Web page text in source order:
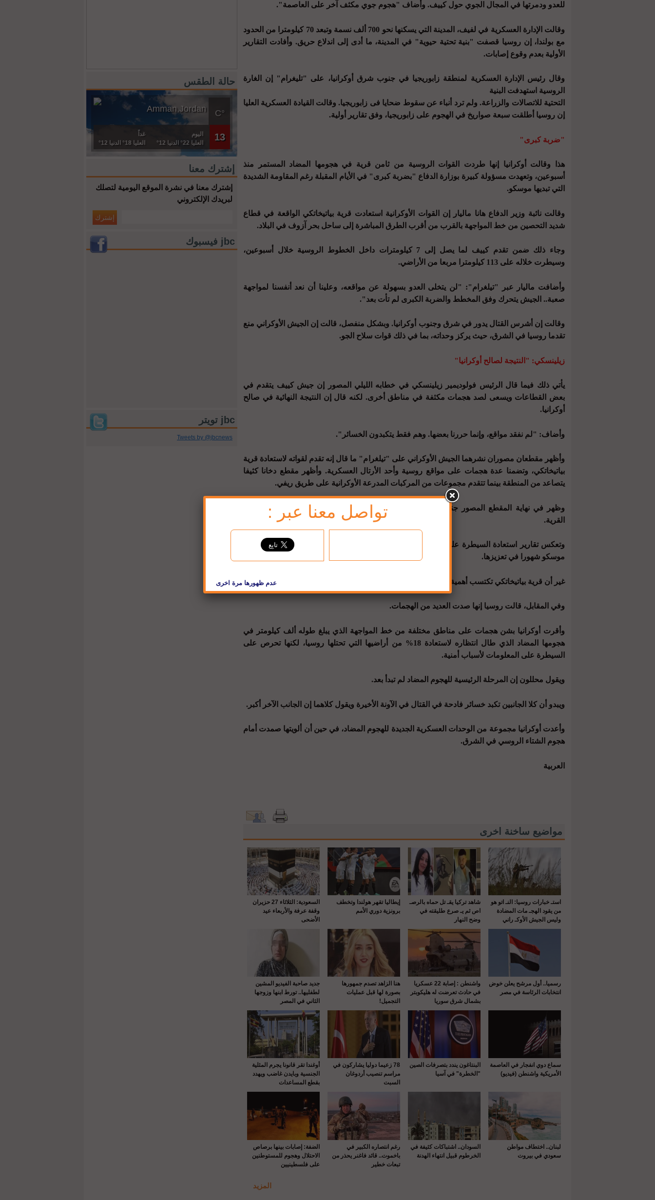
حالة الطقس
°C
Amman,Jordan
13
اليوم
العليا 22° الدنيا 12°
غداً
العليا 18° الدنيا 12°
إشترك معنا
إشترك معنا في نشرة الموقع اليومية لتصلك
لبريدك الإلكتروني
jbc فيسبوك
jbc تويتر
Tweets by @jbcnews
للعدو ودمرتها في المجال الجوي حول كييف. وأضاف "هجوم جوي مكثف آخر على العاصمة".
وقالت الإدارة العسكرية في لفيف، المدينة التي يسكنها نحو 700 ألف نسمة وتبعد 70 كيلومترا من الحدود
مع بولندا، إن روسيا قصفت "بنية تحتية حيوية" في المدينة، ما أدى إلى اندلاع حريق. وأفادت التقارير
الأولية بعدم وقوع إصابات.
وقال رئيس الإدارة العسكرية لمنطقة زابوريجيا في جنوب شرق أوكرانيا، على "تليغرام" إن الغارة
الروسية استهدفت البنية
التحتية للاتصالات والزراعة. ولم ترد أنباء عن سقوط ضحايا فى زابوريجيا. وقالت القيادة العسكرية العليا
إن روسيا أطلقت سبعة صواريخ في الهجوم على زابوريجيا، وفق تقارير أولية.
"ضربة كبرى"
هذا وقالت أوكرانيا إنها طردت القوات الروسية من ثامن قرية في هجومها المضاد المستمر منذ
أسبوعين، وتعهدت مسؤولة كبيرة بوزارة الدفاع "بضربة كبرى" في الأيام المقبلة رغم المقاومة الشديدة
التي تبديها موسكو.
وقالت نائبة وزير الدفاع هانا ماليار إن القوات الأوكرانية استعادت قرية بياتيخاتكي الواقعة في قطاع
شديد التحصين من خط المواجهة بالقرب من أقرب الطرق المباشرة إلى ساحل بحر آزوف في البلاد.
وجاء ذلك ضمن تقدم كييف لما يصل إلى 7 كيلومترات داخل الخطوط الروسية خلال أسبوعين،
وسيطرت خلاله على 113 كيلومترا مربعا من الأراضي.
وأضافت ماليار عبر "تيلغرام": "لن يتخلى العدو بسهولة عن مواقعه، وعلينا أن نعد أنفسنا لمواجهة
صعبة.. الجيش يتحرك وفق المخطط والضربة الكبرى لم تأت بعد".
وقالت إن أشرس القتال يدور في شرق وجنوب أوكرانيا. وبشكل منفصل، قالت إن الجيش الأوكراني منع
تقدما روسيا في الشرق، حيث يركز وحداته، بما في ذلك قوات سلاح الجو.
زيلينسكي: "النتيجة لصالح أوكرانيا"
يأتي ذلك فيما قال الرئيس فولوديمير زيلينسكي في خطابه الليلي المصور إن جيش كييف يتقدم في
بعض القطاعات ويسعى لصد هجمات مكثفة في مناطق أخرى. لكنه قال إن النتيجة النهائية في صالح
أوكرانيا.
وأضاف: "لم نفقد مواقع، وإنما حررنا بعضها. وهم فقط يتكبدون الخسائر".
وأظهر مقطعان مصوران نشرهما الجيش الأوكراني على "تيلغرام" ما قال إنه تقدم لقواته لاستعادة قرية
بياتيخاتكي، وتضمنا عدة هجمات على مواقع روسية وأحد الأرتال العسكرية. وأظهر مقطع دخانا كثيفا
يتصاعد من المنطقة بينما تتقدم مجموعات من المركبات المدرعة الأوكرانية على طريق ريفي.
وظهر في نهاية المقطع المصور جنود واقفون أمام مبنى مزين بأعلام أوكرانيا ويقولون إنهم حرروا
القرية.
وتعكس تقارير استعادة السيطرة على القرى مكاسب أوكرانيا المتزايدة حتى الآن في قطاعات أمضت
موسكو شهورا في تعزيزها.
غير أن قرية بياتيخاتكي تكتسب أهمية خاصة، إذ أنها تقع على بعد نحو 90 كيلومترا من الساحل.
وفي المقابل، قالت روسيا إنها صدت العديد من الهجمات.
وأقرت أوكرانيا بشن هجمات على مناطق مختلفة من خط المواجهة الذي يبلغ طوله ألف كيلومتر في
هجومها المضاد الذي طال انتظاره لاستعادة 18% من أراضيها التي تحتلها روسيا، لكنها تحرص على
السيطرة على المعلومات لأسباب أمنية.
ويقول محللون إن المرحلة الرئيسية للهجوم المضاد لم تبدأ بعد.
ويبدو أن كلا الجانبين تكبد خسائر فادحة في القتال في الآونة الأخيرة ويقول كلاهما إن الجانب الآخر أكبر.
وأعدت أوكرانيا مجموعة من الوحدات العسكرية الجديدة للهجوم المضاد، في حين أن ألويتها صمدت أمام
هجوم الشتاء الروسي في الشرق.
العربية
مواضيع ساخنة اخرى
استـ خبارات روسيا: النـ اتو هو
من يقود الهجـ مات المضادة
وليس الجيش الأوكـ راني
شاهد تركيا يقـ تل حماه بالرصـ
اص ثم يـ صرع طليقته في
وضح النهار
إيطاليا تقهر هولندا وتخطف
برونزية دوري الأمم
السعودية: الثلاثاء 27 حزيران
وقفة عرفة والأربعاء عيد
الأضحى
رسميا.. أول مرشح يعلن خوض
انتخابات الرئاسة في مصر
واشنطن : إصابة 22 عسكريا
في حادث تعرضت له هليكوبتر
بشمال شرق سوريا
هنا الزاهد تصدم جمهورها
بصورة لها قبل عمليات
التجميل!
جديد صاحبة الفيديو المشين
لطفليها.. تورط ابنها وزوجها
الثاني في المصر
سماع دوي انفجار في العاصمة
الأمريكية واشنطن (فيديو)
البنتاغون يندد بتصرفات الصين
"الخطرة" في آسيا
78 زعيما دوليا يشاركون في
مراسم تنصيب أردوغان
السبت
أوغندا تقر قانونا يجرم المثلية
الجنسية وبايدن غاضب ويهدد
بقطع المساعدات
لبنان.. اختطاف مواطن
سعودي في بيروت
السودان.. اشتباكات كثيفة في
الخرطوم قبيل انتهاء الهدنة
رغم انتصاره الكبير في
باخموت.. قائد فاغنر يحذر من
تبعات خطير
الضفة: إصابات بينها برصاص
الاحتلال وهجوم للمستوطنين
على فلسطينيين
المزيد
تواصل معنا عبر :